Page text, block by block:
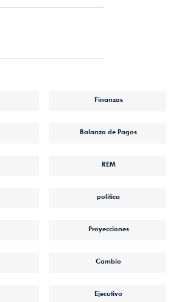
Finanzas
Balanza de Pagos
REM
política
Proyecciones
Cambio
Ejecutivo